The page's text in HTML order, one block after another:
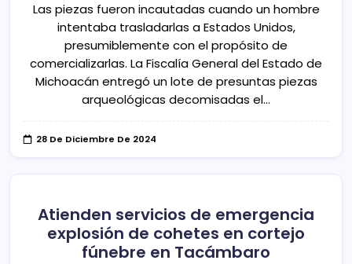
Las piezas fueron incautadas cuando un hombre
intentaba trasladarlas a Estados Unidos,
presumiblemente con el propósito de
comercializarlas. La Fiscalía General del Estado de
Michoacán entregó un lote de presuntas piezas
arqueológicas decomisadas el…
28 De Diciembre De 2024
Atienden servicios de emergencia
explosión de cohetes en cortejo
fúnebre en Tacámbaro